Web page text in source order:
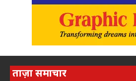
ताज़ा समाचार